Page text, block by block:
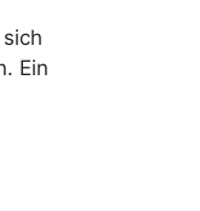
Ein